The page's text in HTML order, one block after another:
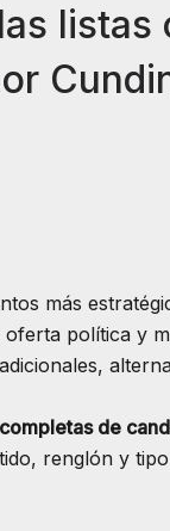
listas
más
política y
de
renglón y